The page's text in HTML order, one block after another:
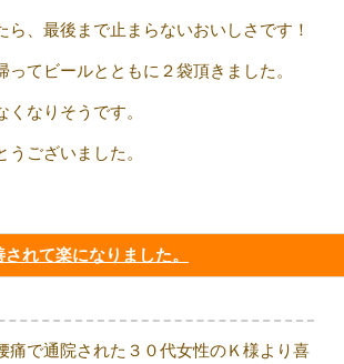
ら、最後まで止まらないおいしさです！
ってビールとともに２袋頂きました。
なりそうです。
うございました。
れて楽になりました。
痛で通院された３０代女性のＫ様より喜